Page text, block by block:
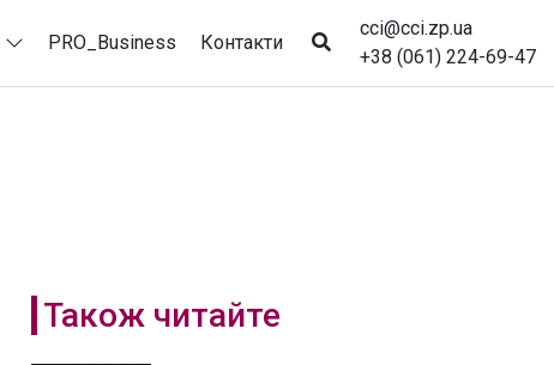
PRO_Business Контакти
cci@cci.zp.ua
+38 (061) 224-69-47
Також читайте